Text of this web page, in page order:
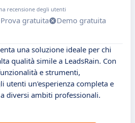
recensione degli utenti
Prova gratuita
Demo gratuita
una soluzione ideale per chi
qualità simile a LeadsRain. Con
e strumenti,
utenti un'esperienza completa e
diversi ambiti professionali.